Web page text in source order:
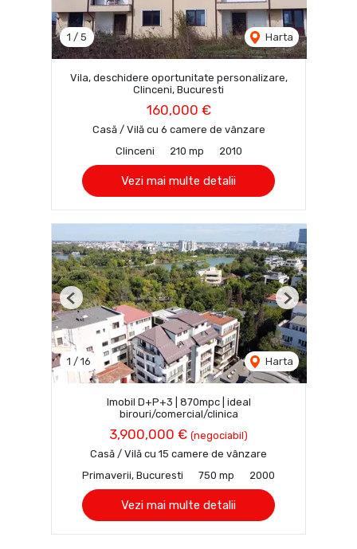
1 / 5 Harta
Vila, deschidere oportunitate personalizare,
Clinceni, Bucuresti
160,000 €
Casă / Vilă cu 6 camere de vânzare
Clinceni
210 mp 2010
Vezi mai multe detalii
1 / 16 Harta
Previous Next
Imobil D+P+3 | 870mpc | ideal
birouri/comercial/clinica
3,900,000 € (negociabil)
Casă / Vilă cu 15 camere de vânzare
Primaverii, Bucuresti
750 mp 2000
Vezi mai multe detalii